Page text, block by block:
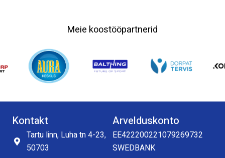
Meie koostööpartnerid
Kontakt
Tartu linn, Luha tn 4-23,
50703
Arvelduskonto
EE422200221079269732
SWEDBANK